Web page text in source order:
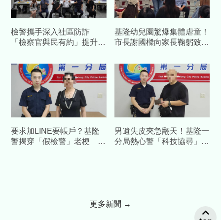
檢警攜手深入社區防詐
「檢察官與民有約」提升全
基隆幼兒園驚爆集體虐童！
市長謝國樑向家長鞠躬致
要求加LINE要帳戶？基隆
警揭穿「假檢警」老梗 助
男遺失皮夾急翻天！基隆一
分局熱心警「科技協尋」
更多新聞 →